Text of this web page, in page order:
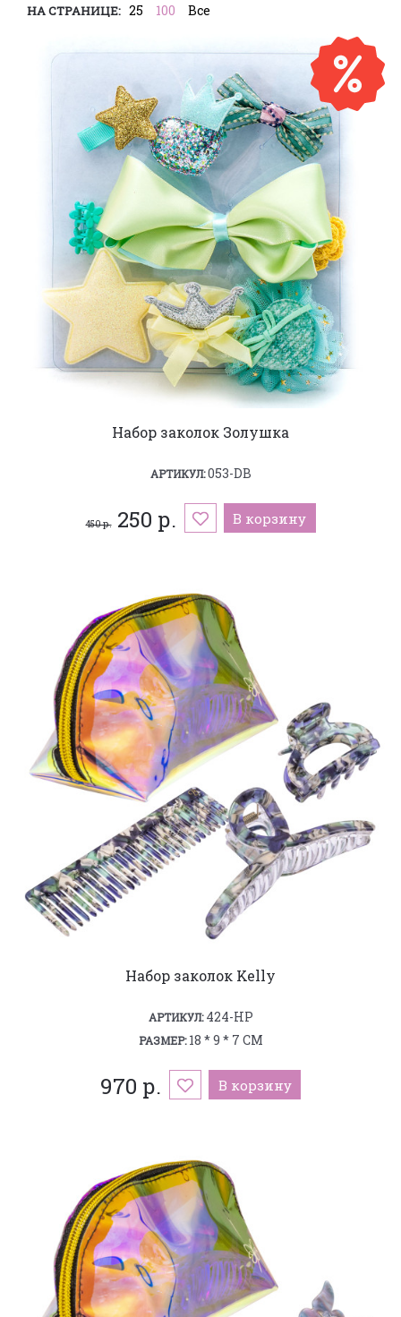
НА СТРАНИЦЕ: 25 100 Все
Набор заколок Золушка
АРТИКУЛ:053-DB
450 р.250 р. В корзину
Набор заколок Kelly
АРТИКУЛ:424-HP
РАЗМЕР:18 * 9 * 7 СМ
970 р. В корзину